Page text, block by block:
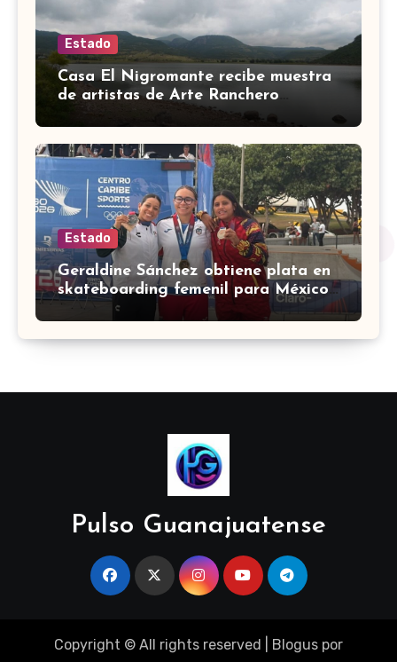
Estado
Casa El Nigromante recibe muestra
de artistas de Arte Ranchero
Pandillero
Estado
Geraldine Sánchez obtiene plata en
skateboarding femenil para México
en los Centroamericanos 2026
Pulso Guanajuatense
Copyright © All rights reserved Blogus por